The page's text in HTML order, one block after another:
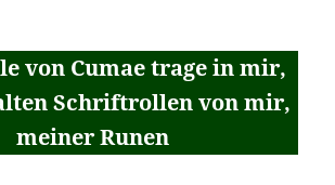
von Cumae trage in mir,
Schriftrollen von mir,
meiner Runen